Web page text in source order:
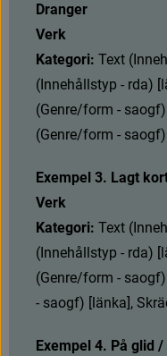
Dranger
Verk
Kategori: Text (Inneh
(Innehållstyp - rda) [l
(Genre/form - saogf)
(Genre/form - saogf)
Exempel 3. Lagt
Verk
Kategori: Text (Inneh
(Innehållstyp - rda) [l
(Genre/form - saogf)
- saogf) [länka], Skrä
Exempel 4. På glid